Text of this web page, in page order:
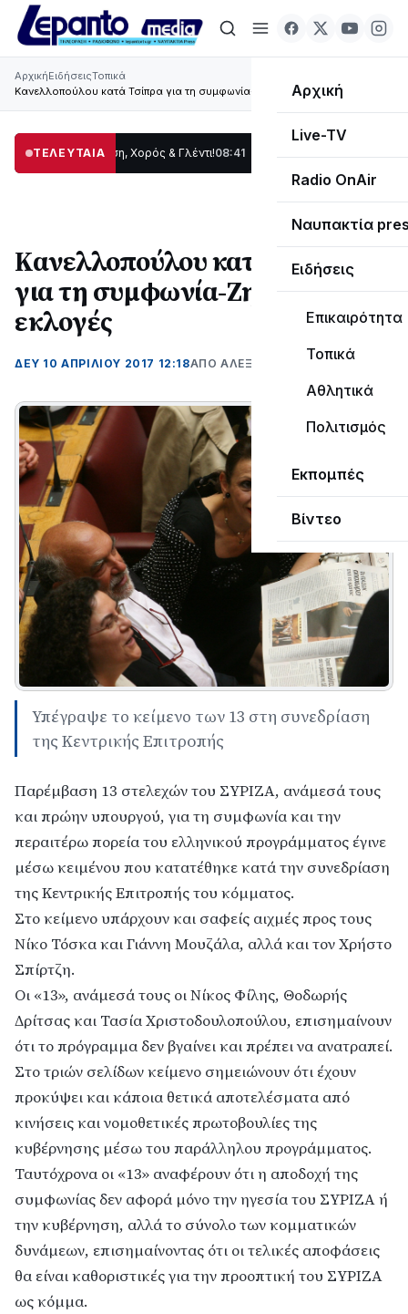
Αρχική
Live-TV
Radio OnAir
Ναυπακτία
Ειδήσεις
Επικαιρότητα
Τοπικά
Αθλητικά
Πολιτισμός
Εκπομπές
Βίντεο
ΑρχικήΕιδήσειςΤοπικά
Κανελλοπούλου κατά Τσίπρα για τη συμφωνία-Ζητάει εκλογές
ΤΕΛΕΥΤΑΙΑ
Παράδοση, Χορός & Γλέντι!08:41 ΤΟ ΠΑΡΤΥ ΣΥΝΕΧΙΖΕΤΑΙ…
Κανελλοπούλου κατά Τσίπρα
για τη συμφωνία-Ζητάει
εκλογές
ΔΕΥ 10 ΑΠΡΙΛΊΟΥ 2017 12:18ΑΠΌ ΑΛΈΞΑΝΔΡΟΣ ΚΟΓΚΌΛΗΣ
Υπέγραψε το κείμενο των 13 στη συνεδρίαση
της Κεντρικής Επιτρoπής
Παρέμβαση 13 στελεχών του ΣΥΡΙΖΑ, ανάμεσά τους
και πρώην υπουργού, για τη συμφωνία και την
περαιτέρω πορεία του ελληνικού προγράμματος έγινε
μέσω κειμένου που κατατέθηκε κατά την συνεδρίαση
της Κεντρικής Επιτροπής του κόμματος.
Στο κείμενο υπάρχουν και σαφείς αιχμές προς τους
Νίκο Τόσκα και Γιάννη Μουζάλα, αλλά και τον Χρήστο
Σπίρτζη.
Οι «13», ανάμεσά τους οι Νίκος Φίλης, Θοδωρής
Δρίτσας και Τασία Χριστοδουλοπούλου, επισημαίνουν
ότι το πρόγραμμα δεν βγαίνει και πρέπει να ανατραπεί.
Στο τριών σελίδων κείμενο σημειώνουν ότι έχουν
προκύψει και κάποια θετικά αποτελέσματα από
κινήσεις και νομοθετικές πρωτοβουλίες της
κυβέρνησης μέσω του παράλληλου προγράμματος.
Ταυτόχρονα οι «13» αναφέρουν ότι η αποδοχή της
συμφωνίας δεν αφορά μόνο την ηγεσία του ΣΥΡΙΖΑ ή
την κυβέρνηση, αλλά το σύνολο των κομματικών
δυνάμεων, επισημαίνοντας ότι οι τελικές αποφάσεις
θα είναι καθοριστικές για την προοπτική του ΣΥΡΙΖΑ
ως κόμμα.